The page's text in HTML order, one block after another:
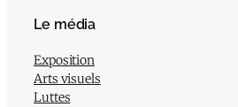
Le média
Exposition
Arts visuels
Luttes